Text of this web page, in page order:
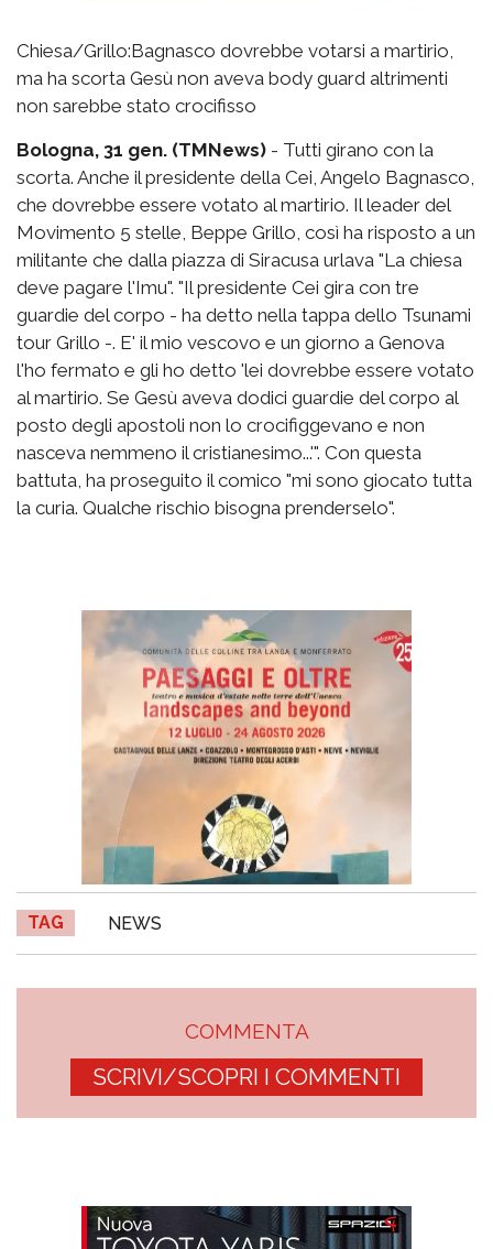
Chiesa/Grillo:Bagnasco dovrebbe votarsi a martirio,
ma ha scorta Gesù non aveva body guard altrimenti
non sarebbe stato crocifisso
Bologna, 31 gen. (TMNews) - Tutti girano con la
scorta. Anche il presidente della Cei, Angelo Bagnasco,
che dovrebbe essere votato al martirio. Il leader del
Movimento 5 stelle, Beppe Grillo, così ha risposto a un
militante che dalla piazza di Siracusa urlava "La chiesa
deve pagare l'Imu". "Il presidente Cei gira con tre
guardie del corpo - ha detto nella tappa dello Tsunami
tour Grillo -. E' il mio vescovo e un giorno a Genova
l'ho fermato e gli ho detto 'lei dovrebbe essere votato
al martirio. Se Gesù aveva dodici guardie del corpo al
posto degli apostoli non lo crocifiggevano e non
nasceva nemmeno il cristianesimo...'". Con questa
battuta, ha proseguito il comico "mi sono giocato tutta
la curia. Qualche rischio bisogna prenderselo".
TAG NEWS
COMMENTA
SCRIVI/SCOPRI I COMMENTI